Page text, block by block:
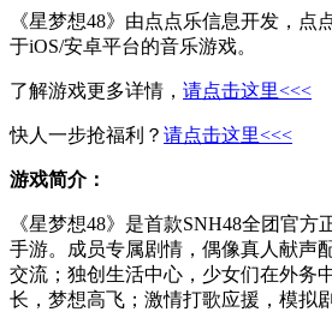
《星梦想48》由点点乐信息开发，点
于iOS/安卓平台的音乐游戏。
了解游戏更多详情， 请点击这里<<<
快人一步抢福利？ 请点击这里<<<
游戏简介：
《星梦想48》是首款SNH48全团官
手游。成员专属剧情，偶像真人献声
交流；独创生活中心，少女们在外务
长，梦想高飞；激情打歌应援，模拟